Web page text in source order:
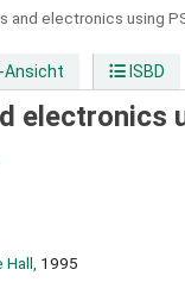
and electronics using
Ansicht ISBD
electronics
1995